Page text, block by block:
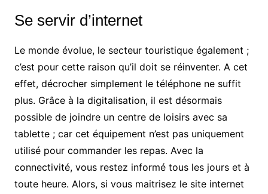
Se servir d’internet
Le monde évolue, le secteur touristique également ;
c’est pour cette raison qu’il doit se réinventer. A cet
effet, décrocher simplement le téléphone ne suffit
plus. Grâce à la digitalisation, il est désormais
possible de joindre un centre de loisirs avec sa
tablette ; car cet équipement n’est pas uniquement
utilisé pour commander les repas. Avec la
connectivité, vous restez informé tous les jours et à
toute heure. Alors, si vous maitrisez le site internet